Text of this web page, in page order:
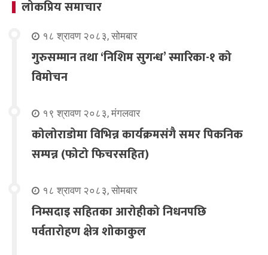
लोकप्रिय समाचार
१८ श्रावण २०८३, सोमबार
गुरुसम्मान तथा ‘निशिम सुगन्ध’ स्मारिका-१ को
विमोचन
१९ श्रावण २०८३, मंगलवार
कोलोराडोमा विभिन्न कार्यक्रमसंगै समर पिकनिक
सम्पन्न (फोटो फिचरसहित)
१८ श्रावण २०८३, सोमबार
निम्सदाइ सहितका आरोहीको निधनपछि
पर्वतारोहण क्षेत्र शोकाकुल